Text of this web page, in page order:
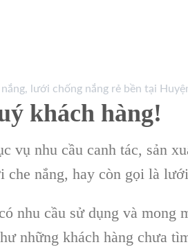
khách hàng!
vụ nhu cầu canh tác, sản
che nắng, hay còn gọi là
nhu cầu sử dụng và mong
những khách hàng chưa